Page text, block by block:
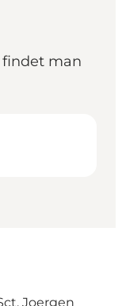
man
Joergen